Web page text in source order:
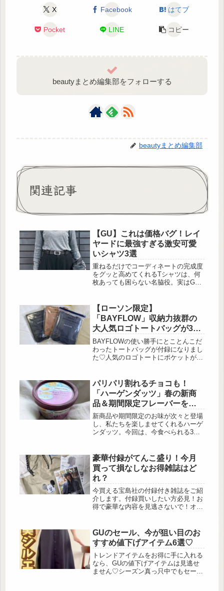
X Facebook はてブ
Pocket LINE コピー
beautyまとめ編集部をフォローする
beautyまとめ編集部
関連記事
【GU】これは価格バグ！レイ
ヤードに最強すぎる激安可愛
いシャツ3選
重ねるだけでコーディネートの完成度
をグッと高めてくれるTシャツは、何
枚あっても困らない名脇役。実はGU
優秀Tシャツが揃っているんです。今
回はその中から、特にコストパフォー
マンスに優れた1,300円以下のアイテ
ムだけを厳選。透け感、シルエット、
着心地までしっかり計算された仕上が
りで、「安いから」ではなく「使える
から」選びたくなるものばかりです。
デイリーコーデの底上げに、ぜひチェ
【ローソン限定】
「BAYFLOW」収納力抜群の
大人気ロゴトートバッグが3色
同時に登場♡
BAYFLOWの使い勝手にとことんこだ
わったトートバッグが付録になりまし
た♡人気のロゴトートにポケットが5
が同時に登場です☆詳しくご紹介して
いきます！BAYFLOW 収納5ポケット
LOGO TOTE BAG BOOK 出典:beauty
まとめ 付録：BAYFLOW［ベイフロ
ー］収納5ポケット LOGO TOTE BAG
出典:beautyまとめ...
パリパリ割れるチョコも！
「ハーゲンダッツ」春の新商
品＆期間限定フレーバーを実
食
新商品や期間限定のお味が次々と登場
し、私たちを楽しませてくれるハーゲ
ンダッツ。今回は、今食べられる3つ
てくださいね。ハーゲンダッツ ミニ
カップ『紅茶＆クッキー～優雅なティ
ータイム～』（期間限定） 出
典:beautyまとめ 4月22日から発売に
なるミニカップ『紅茶＆クッキー～優
雅なティータイム～』は、紅茶ととも
にお菓子や軽食を楽しむ「アフタヌー
ンティー」から着想を...
豪華付録がてんこ盛り！今月
買って損なしなお得雑誌はど
れ？
今買える宝島社の付録付き雑誌をご紹
介します。付録買いしたい方必見！お
得で豪華な内容を見逃さないで！オト
マウス両A面トートバッグ 出
典:beautyまとめ 出典:beautyまとめ
出典:beautyまとめ 特別付録は、コー
ルマンとミッキーマウスのトートバッ
グです☆ベ...
GUのセール、今が狙い目のお
すすめ値下げアイテム6選♡
トレンドアイテムをお得に手に入れる
なら、GUの値下げアイテムは見逃せ
ません♡シーズン真っ只中でもセール